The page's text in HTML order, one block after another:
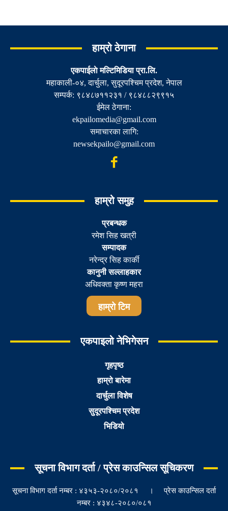
हाम्रो ठेगाना
एकपाईलाे मल्टिमिडिया प्रा.लि.
महाकाली-०४, दार्चुला, सुदूरपश्चिम प्रदेश, नेपाल
सम्पर्क: ९८४८७११२३१ / ९८४८८२९९१५
ईमेल ठेगाना:
ekpailomedia@gmail.com
समाचारका लागि:
newsekpailo@gmail.com
हाम्रो समुह
प्रबन्धक
रमेश सिह खत्री
सम्पादक
नरेन्द्र सिह कार्की
कानुनी सल्लाहकार
अधिवक्ता कृष्ण महरा
हाम्रो टिम
एकपाइलो नेभिगेसन
गृहपृष्ठ
हाम्रो बारेमा
दार्चुला विशेष
सुदूरपश्चिम प्रदेश
भिडियो
सूचना विभाग दर्ता / प्रेस काउन्सिल सूचिकरण
सूचना विभाग दर्ता नम्बर : ४३५३-२०८०/२०८१ । प्रेस काउन्सिल दर्ता
नम्बर : ४३४८-२०८०/०८१